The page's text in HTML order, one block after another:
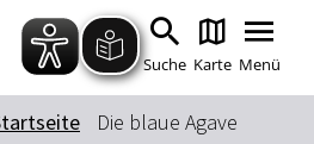
Zum Hauptinhalt springen
Zur Suche springen
Zur Hauptnavigation
Zum Footer springen
Suche Karte Menü
Die blaue Agave